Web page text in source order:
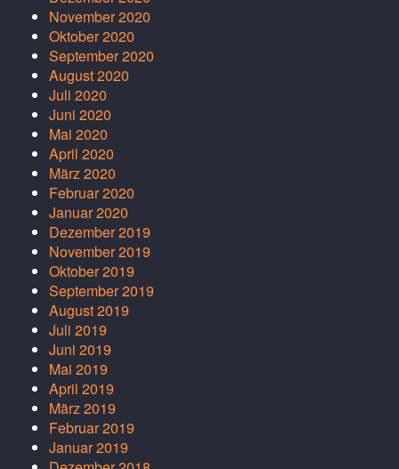
November 2020
Oktober 2020
September 2020
August 2020
Juli 2020
Juni 2020
Mai 2020
April 2020
März 2020
Februar 2020
Januar 2020
Dezember 2019
November 2019
Oktober 2019
September 2019
August 2019
Juli 2019
Juni 2019
Mai 2019
April 2019
März 2019
Februar 2019
Januar 2019